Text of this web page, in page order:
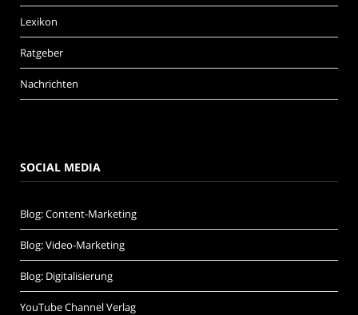
Lexikon
Ratgeber
Nachrichten
SOCIAL MEDIA
Blog: Content-Marketing
Blog: Video-Marketing
Blog: Digitalisierung
YouTube Channel Verlag